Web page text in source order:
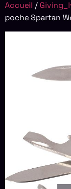
Accueil /
poche Spartan